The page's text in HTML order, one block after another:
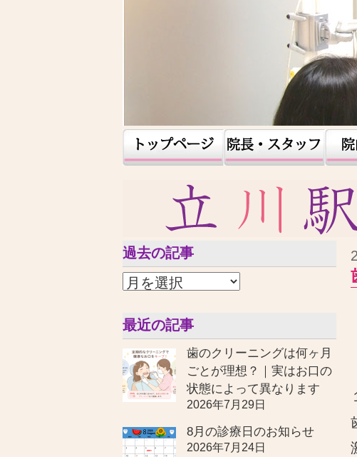
過去の記事
最近の記事
歯のクリーニングは何ヶ月
ごとが理想？｜実はお口の
状態によって異なります
2026年7月29日
8月の診療日のお知らせ
2026年7月24日